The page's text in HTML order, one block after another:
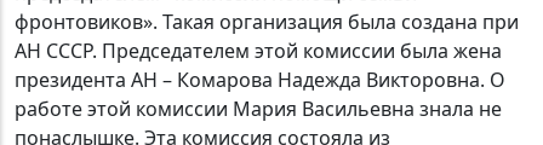
фронтовиков». Такая организация была создана при
АН СССР. Председателем этой комиссии была жена
президента АН – Комарова Надежда Викторовна. О
работе этой комиссии Мария Васильевна знала не
понаслышке. Эта комиссия состояла из